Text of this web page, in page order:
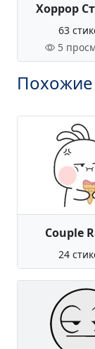
Хоррор
63
5
Похожие
Couple
24